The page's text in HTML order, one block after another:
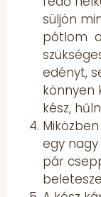
süljön
pótlom a
edényt,
könnyen
kész,
egy
pár